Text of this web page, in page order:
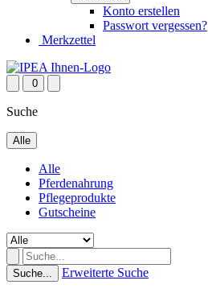
Konto erstellen
Passwort vergessen?
Merkzettel
0
Suche
Alle
Alle
Pferdenahrung
Pflegeprodukte
Gutscheine
Suche... Erweiterte Suche